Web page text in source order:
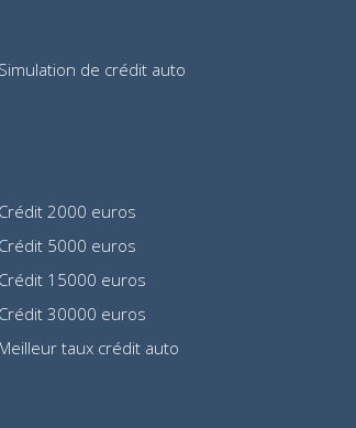
Simulation de crédit auto
Crédit 2000 euros
Crédit 5000 euros
Crédit 15000 euros
Crédit 30000 euros
Meilleur taux crédit auto